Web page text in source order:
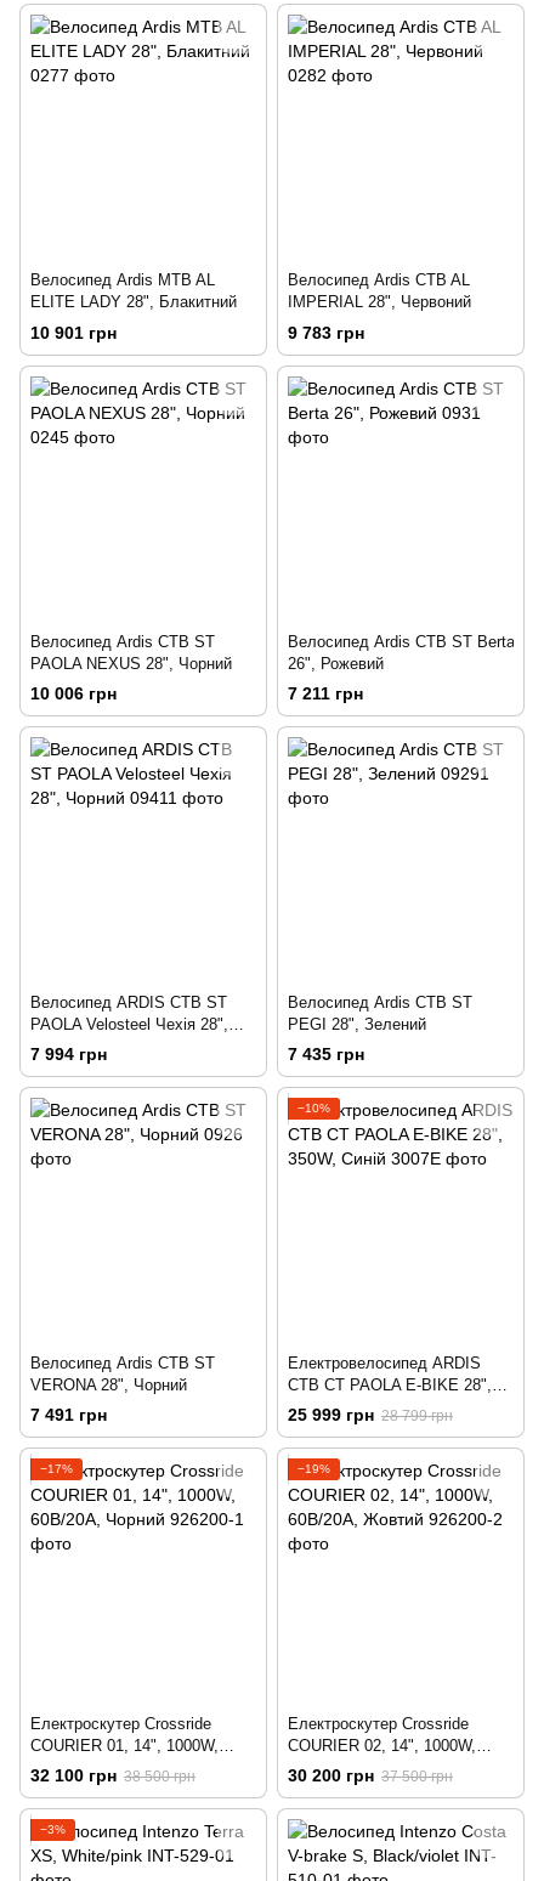
Велосипед Ardis MTB AL
ELITE LADY 28", Блакитний
10 901 грн
Велосипед Ardis CTB AL
IMPERIAL 28", Червоний
9 783 грн
Велосипед Ardis CTB ST
PAOLA NEXUS 28", Чорний
10 006 грн
Велосипед Ardis CTB ST Berta
26", Рожевий
7 211 грн
Велосипед ARDIS CTB ST
PAOLA Velosteel Чехія 28",
Чорний
7 994 грн
Велосипед Ardis CTB ST
PEGI 28", Зелений
7 435 грн
Велосипед Ardis CTB ST
VERONA 28", Чорний
7 491 грн
−10%
Електровелосипед ARDIS
CTB CT PAOLA E-BIKE 28",
350W, Синій
25 999 грн 28 799 грн
−17%
Електроскутер Crossride
COURIER 01, 14", 1000W,
60B/20A, Чорний
32 100 грн 38 500 грн
−19%
Електроскутер Crossride
COURIER 02, 14", 1000W,
60B/20A, Жовтий
30 200 грн 37 500 грн
−3%